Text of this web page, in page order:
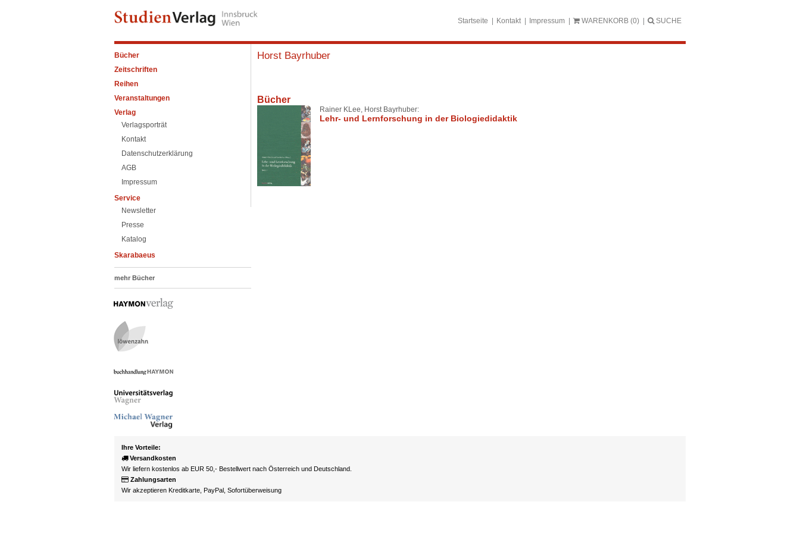
Startseite Kontakt Impressum WARENKORB (0) SUCHE
Bücher
Zeitschriften
Reihen
Veranstaltungen
Verlag
Verlagsporträt
Kontakt
Datenschutzerklärung
AGB
Impressum
Service
Newsletter
Presse
Katalog
Skarabaeus
mehr Bücher
Horst Bayrhuber
Bücher
Rainer KLee, Horst Bayrhuber:
Lehr- und Lernforschung in der Biologiedidaktik
Ihre Vorteile:
Versandkosten
Wir liefern kostenlos ab EUR 50,- Bestellwert nach Österreich und Deutschland.
Zahlungsarten
Wir akzeptieren Kreditkarte, PayPal, Sofortüberweisung